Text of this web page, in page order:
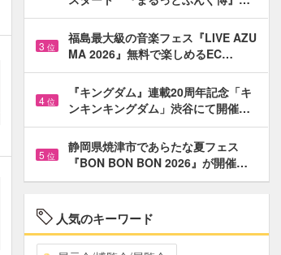
3 位
福島最大級の音楽フェス『LIVE AZU
MA 2026』無料で楽しめるEC…
4 位
『キングダム』連載20周年記念「キ
ンキンキングダム」渋谷にて開催…
5 位
静岡県焼津市であらたな夏フェス
『BON BON BON 2026』が開催…
人気のキーワード